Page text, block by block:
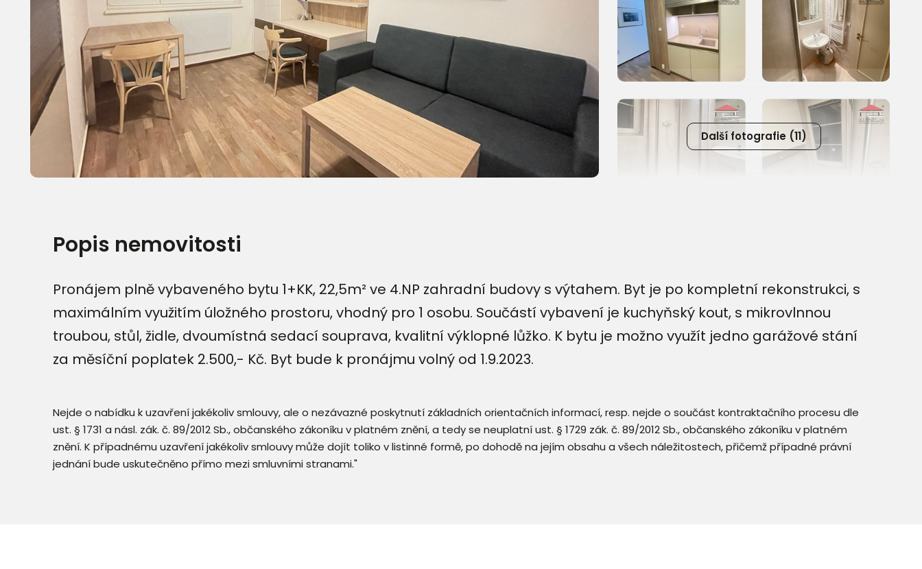
Další fotografie (11)
Popis nemovitosti
Pronájem plně vybaveného bytu 1+KK, 22,5m² ve 4.NP zahradní budovy s výtahem. Byt je po kompletní rekonstrukci, s
maximálním využitím úložného prostoru, vhodný pro 1 osobu. Součástí vybavení je kuchyňský kout, s mikrovlnnou
troubou, stůl, židle, dvoumístná sedací souprava, kvalitní výklopné lůžko. K bytu je možno využít jedno garážové stání
za měsíční poplatek 2.500,- Kč. Byt bude k pronájmu volný od 1.9.2023.
Nejde o nabídku k uzavření jakékoliv smlouvy, ale o nezávazné poskytnutí základních orientačních informací, resp. nejde o součást kontraktačního procesu dle
ust. § 1731 a násl. zák. č. 89/2012 Sb., občanského zákoníku v platném znění, a tedy se neuplatní ust. § 1729 zák. č. 89/2012 Sb., občanského zákoníku v platném
znění. K případnému uzavření jakékoliv smlouvy může dojít toliko v listinné formě, po dohodě na jejím obsahu a všech náležitostech, přičemž případné právní
jednání bude uskutečněno přímo mezi smluvními stranami."